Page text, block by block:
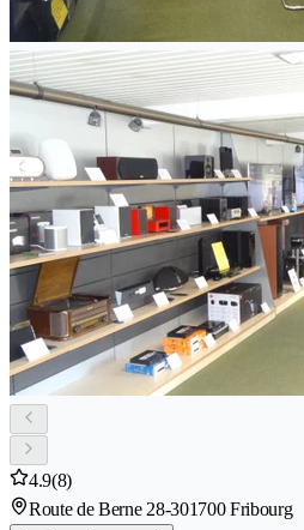
4.9(8)
Route de Berne 28-301700 Fribourg